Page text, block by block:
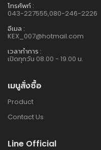
โทรศัพท์ :
043-227555,080-246-2226
อีเมล :
KEX_007@hotmail.com
เวลาทำการ :
เปิดทุกวัน 08.00 - 19.00 น.
เมนูสั่งซื้อ
Product
Contact Us
Line Official